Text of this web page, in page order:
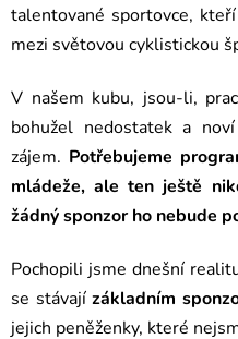
talentované sportovce,
mezi světovou cyklistickou
V našem kubu, jsou-li,
bohužel nedostatek a
zájem. Potřebujeme
mládeže, ale ten ještě
žádný sponzor ho nebude
Pochopili jsme dnešní
se stávajízákladním
jejich peněženky, které